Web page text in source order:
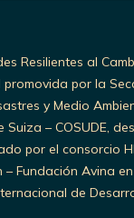
Resilientes al
por la
y Medio
– COSUDE,
por el consorcio
– Fundación Avina
de